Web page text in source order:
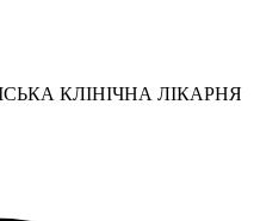
КЛІНІЧНА ЛІКАРНЯ